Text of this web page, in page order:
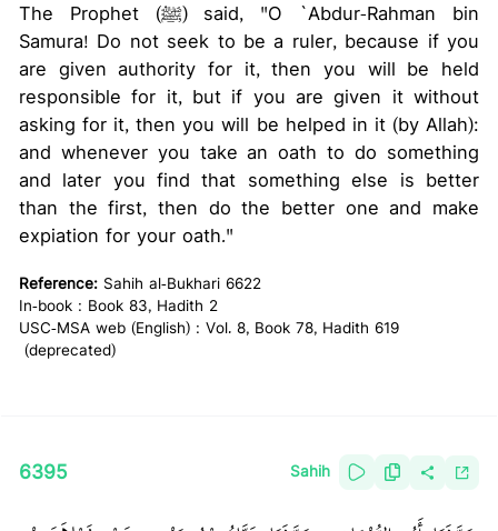
The Prophet (ﷺ) said, "O `Abdur-Rahman bin
Samura! Do not seek to be a ruler, because if you
are given authority for it, then you will be held
responsible for it, but if you are given it without
asking for it, then you will be helped in it (by Allah):
and whenever you take an oath to do something
and later you find that something else is better
than the first, then do the better one and make
expiation for your oath."
Reference: Sahih al-Bukhari 6622
In-book : Book 83, Hadith 2
USC-MSA web (English) : Vol. 8, Book 78, Hadith 619
(deprecated)
6395 Sahih